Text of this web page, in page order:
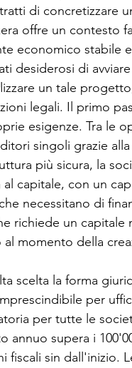
di concretizzare
offre un contesto
economico stabile
desiderosi di
un tale
legali. Il primo
esigenze. Tra le
singoli grazie
più sicura, la
al capitale, con un
necessitano di
richiede un capitale
al momento della
scelta la forma
per
per tutte le
annuo supera i
fiscali sin dall'inizio.